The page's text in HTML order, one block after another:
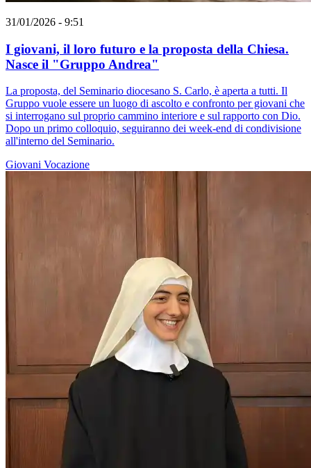
31/01/2026 - 9:51
I giovani, il loro futuro e la proposta della Chiesa.
Nasce il "Gruppo Andrea"
La proposta, del Seminario diocesano S. Carlo, è aperta a tutti. Il
Gruppo vuole essere un luogo di ascolto e confronto per giovani che
si interrogano sul proprio cammino interiore e sul rapporto con Dio.
Dopo un primo colloquio, seguiranno dei week-end di condivisione
all'interno del Seminario.
Giovani Vocazione